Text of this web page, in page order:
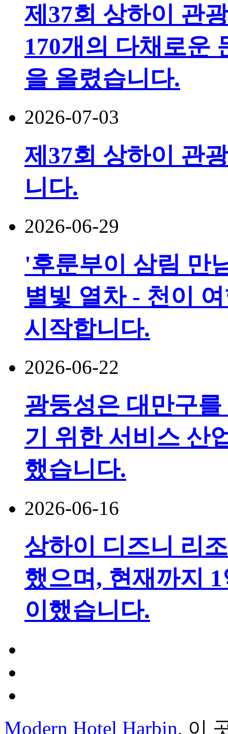
제37회 상하이 관
170개의 다채로운
을 올렸습니다.
2026-07-03
제37회 상하이 관
니다.
2026-06-29
'후룬부이 삼림 만
별빛 열차 - 천이
시작합니다.
2026-06-22
광둥성은 대만구
기 위한 서비스 산
했습니다.
2026-06-16
상하이 디즈니 리
했으며, 현재까지
이했습니다.
Modern Hotel Harbin, 이